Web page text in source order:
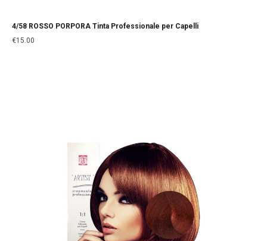
4/58 ROSSO PORPORA Tinta Professionale per Capelli
€15.00